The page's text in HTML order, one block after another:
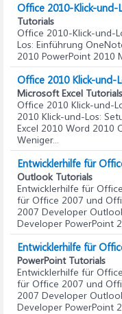
Office 2010-Klick-und-
Tutorials
Office 2010-Klick-und-
Los: Einführung
2010 PowerPoint 2010
Office 2010 Klick-und-
Microsoft Excel Tutorials
Office 2010 Klick-und-
2010 Klick-und-Los:
Excel 2010 Word 2010
Weniger...
Entwicklerhilfe für
Outlook Tutorials
Entwicklerhilfe für
für Office 2007 und
2007 Developer
Developer PowerPoint
Entwicklerhilfe für
PowerPoint Tutorials
Entwicklerhilfe für
für Office 2007 und
2007 Developer
Developer PowerPoint